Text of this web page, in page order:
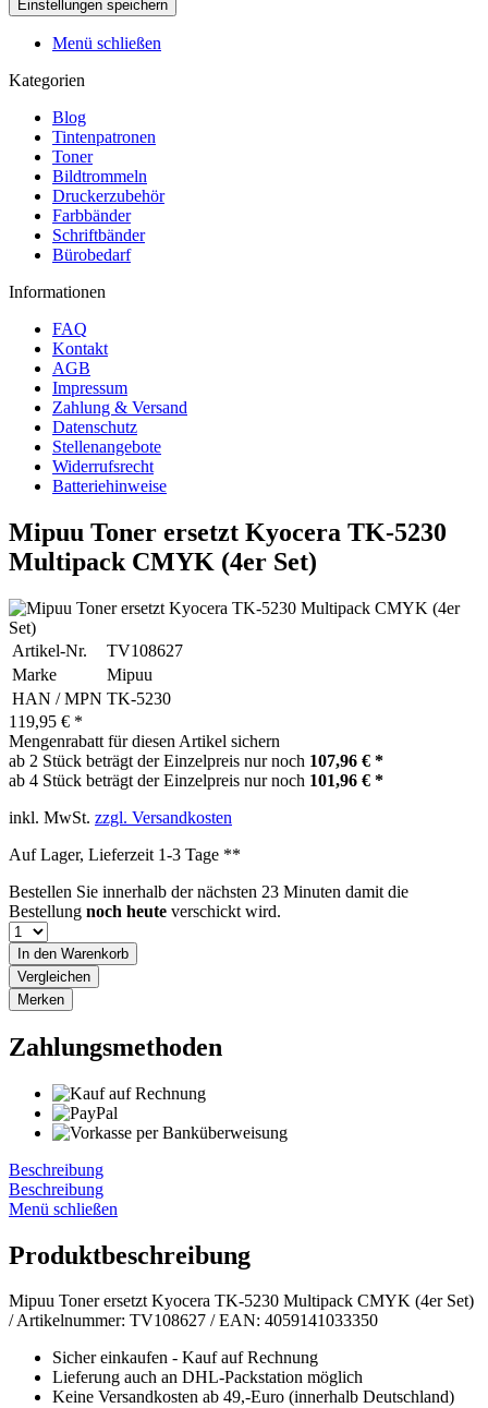
Menü schließen
Kategorien
Blog
Tintenpatronen
Toner
Bildtrommeln
Druckerzubehör
Farbbänder
Schriftbänder
Bürobedarf
Informationen
FAQ
Kontakt
AGB
Impressum
Zahlung & Versand
Datenschutz
Stellenangebote
Widerrufsrecht
Batteriehinweise
Mipuu Toner ersetzt Kyocera TK-5230
Multipack CMYK (4er Set)
Artikel-Nr.
TV108627
Marke
Mipuu
HAN / MPN TK-5230
119,95 € *
Mengenrabatt für diesen Artikel sichern
ab 2 Stück beträgt der Einzelpreis nur noch 107,96 € *
ab 4 Stück beträgt der Einzelpreis nur noch 101,96 € *
inkl. MwSt. zzgl. Versandkosten
Auf Lager, Lieferzeit 1-3 Tage **
Bestellen Sie innerhalb der nächsten 23 Minuten damit die
Bestellung noch heute verschickt wird.
In den Warenkorb
Vergleichen
Merken
Zahlungsmethoden
Beschreibung
Beschreibung
Menü schließen
Produktbeschreibung
Mipuu Toner ersetzt Kyocera TK-5230 Multipack CMYK (4er Set)
/ Artikelnummer: TV108627 / EAN: 4059141033350
Sicher einkaufen - Kauf auf Rechnung
Lieferung auch an DHL-Packstation möglich
Keine Versandkosten ab 49,-Euro (innerhalb Deutschland)